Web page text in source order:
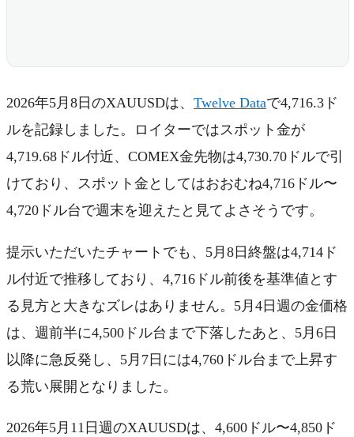
2026年5月8日のXAUUSDは、 Twelve Dataで4,716.3ド
ルを記録しました。ロイターではスポット金が
4,719.68ドル付近、COMEX金先物は4,730.70ドルで引
けており、スポット金としてはおおむね4,716ドル〜
4,720ドル台で週末を迎えたと見てよさそうです。
提示いただいたチャートでも、5月8日終盤は4,714ド
ル付近で推移しており、4,716ドル前後を基準値とす
る見方と大きなズレはありません。5月4日週の金価格
は、週前半に4,500ドル台まで下落したあと、5月6日
以降に急反発し、5月7日には4,760ドル台まで上昇す
る荒い展開となりました。
2026年5月11日週のXAUUSDは、4,600ドル〜4,850ド